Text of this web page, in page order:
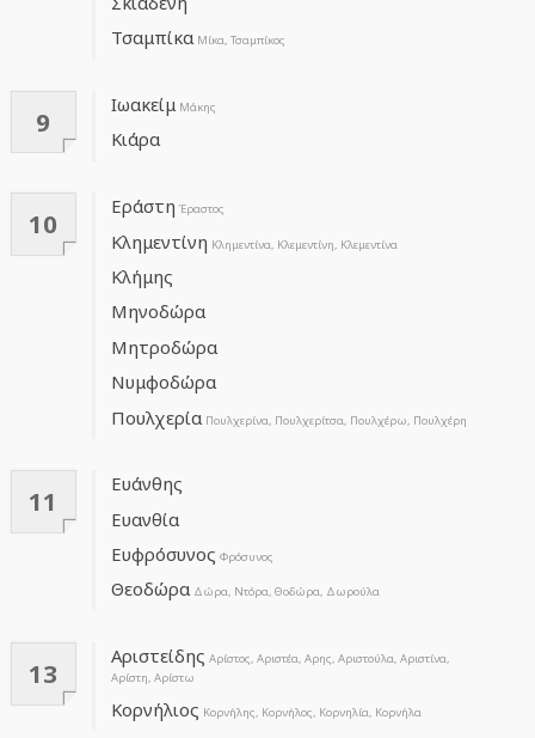
Τσαμπίκα Μίκα, Τσαμπίκος
9
Ιωακείμ Μάκης
Κιάρα
10
Εράστη Έραστος
Κλημεντίνη Κλημεντίνα, Κλεμεντίνη, Κλεμεντίνα
Κλήμης
Μηνοδώρα
Μητροδώρα
Νυμφοδώρα
Πουλχερία Πουλχερίνα, Πουλχερίτσα, Πουλχέρω, Πουλχέρη
11
Ευάνθης
Ευανθία
Ευφρόσυνος Φρόσυνος
Θεοδώρα Δώρα, Ντόρα, Θοδώρα, Δωρούλα
13
Αριστείδης Αρίστος, Αριστέα, Αρης, Αριστούλα, Αριστίνα,
Αρίστη, Αρίστω
Κορνήλιος Κορνήλης, Κορνήλος, Κορνηλία, Κορνήλα